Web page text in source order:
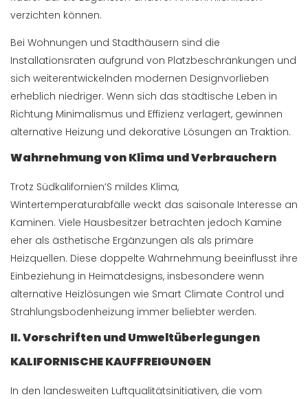
verzichten können.
Bei Wohnungen und Stadthäusern sind die
Installationsraten aufgrund von Platzbeschränkungen und
sich weiterentwickelnden modernen Designvorlieben
erheblich niedriger. Wenn sich das städtische Leben in
Richtung Minimalismus und Effizienz verlagert, gewinnen
alternative Heizung und dekorative Lösungen an Traktion.
Wahrnehmung von Klima und Verbrauchern
Trotz Südkalifornien’S mildes Klima,
Wintertemperaturabfälle weckt das saisonale Interesse an
Kaminen. Viele Hausbesitzer betrachten jedoch Kamine
eher als ästhetische Ergänzungen als als primäre
Heizquellen. Diese doppelte Wahrnehmung beeinflusst ihre
Einbeziehung in Heimatdesigns, insbesondere wenn
alternative Heizlösungen wie Smart Climate Control und
Strahlungsbodenheizung immer beliebter werden.
II. Vorschriften und Umweltüberlegungen
KALIFORNISCHE KAUFFREIGUNGEN
In den landesweiten Luftqualitätsinitiativen, die vom